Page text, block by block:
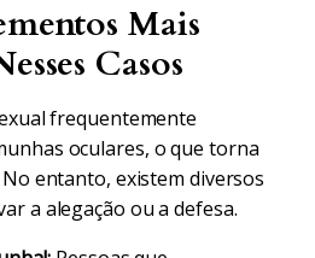
Mais
Casos
frequentemente
oculares, o que torna
entanto, existem diversos
a alegação ou a defesa.